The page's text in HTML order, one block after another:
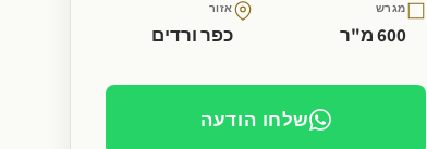
מגרש
600 מ"ר
אזור
כפר ורדים
שלחו הודעה